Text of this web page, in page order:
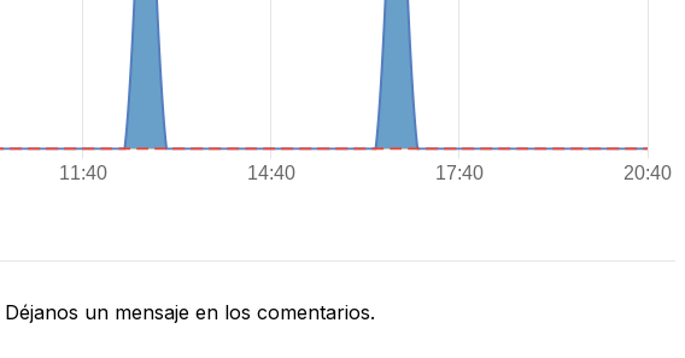
Déjanos un mensaje en los comentarios.